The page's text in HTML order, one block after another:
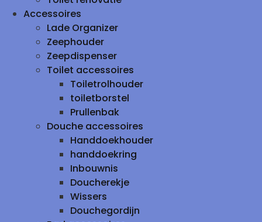
Accessoires
Lade Organizer
Zeephouder
Zeepdispenser
Toilet accessoires
Toiletrolhouder
toiletborstel
Prullenbak
Douche accessoires
Handdoekhouder
handdoekring
Inbouwnis
Doucherekje
Wissers
Douchegordijn